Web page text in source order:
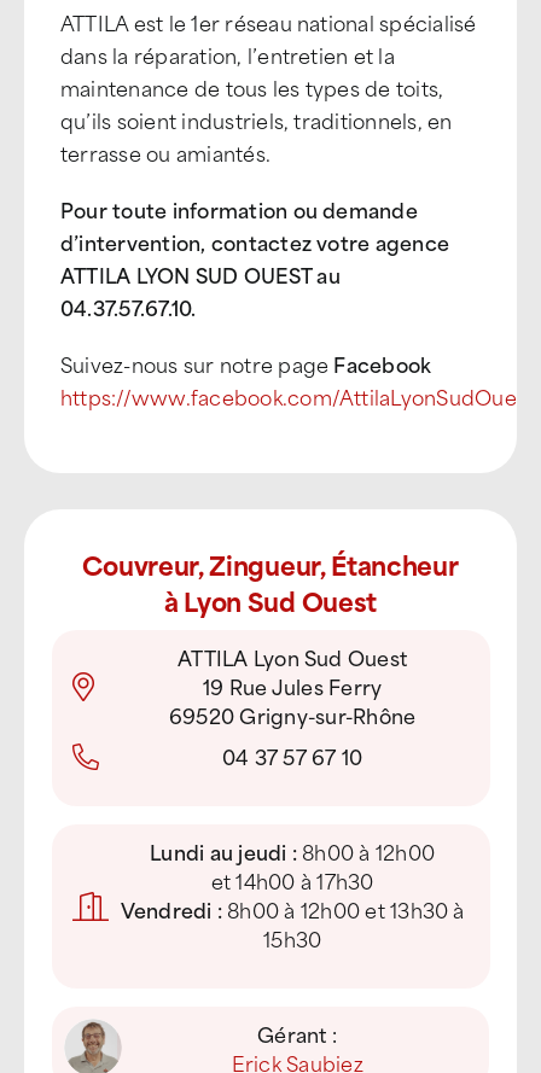
ATTILA est le 1er réseau national spécialisé
dans la réparation, l’entretien et la
maintenance de tous les types de toits,
qu’ils soient industriels, traditionnels, en
terrasse ou amiantés.
Pour toute information ou demande
d’intervention, contactez votre agence
ATTILA LYON SUD OUEST au
04.37.57.67.10.
Suivez-nous sur notre page Facebook
https://www.facebook.com/
Couvreur, Zingueur, Étancheur
à Lyon Sud Ouest
ATTILA Lyon Sud Ouest
19 Rue Jules Ferry
69520 Grigny-sur-Rhône
04 37 57 67 10
Lundi au jeudi :8h00 à 12h00
et 14h00 à 17h30
Vendredi :8h00 à 12h00 et 13h30 à
15h30
Gérant :
Erick Saubiez